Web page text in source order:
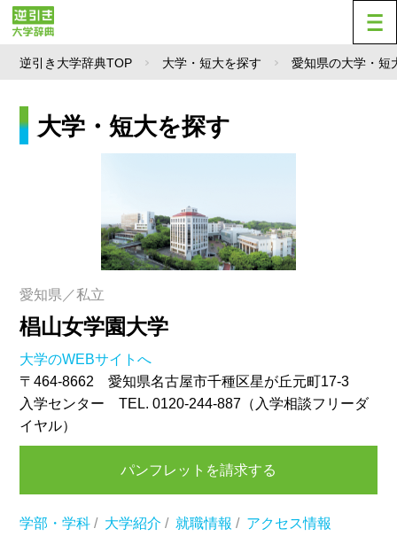
逆引き大学辞典TOP 大学・短大を探す 愛知県の大学・短
大学・短大を探す
愛知県／私立
椙山女学園大学
大学のWEBサイトへ
〒464-8662 愛知県名古屋市千種区星が丘元町17-3
入学センター TEL. 0120-244-887（入学相談フリーダ
イヤル）
パンフレットを請求する
学部・学科 / 大学紹介 / 就職情報 / アクセス情報